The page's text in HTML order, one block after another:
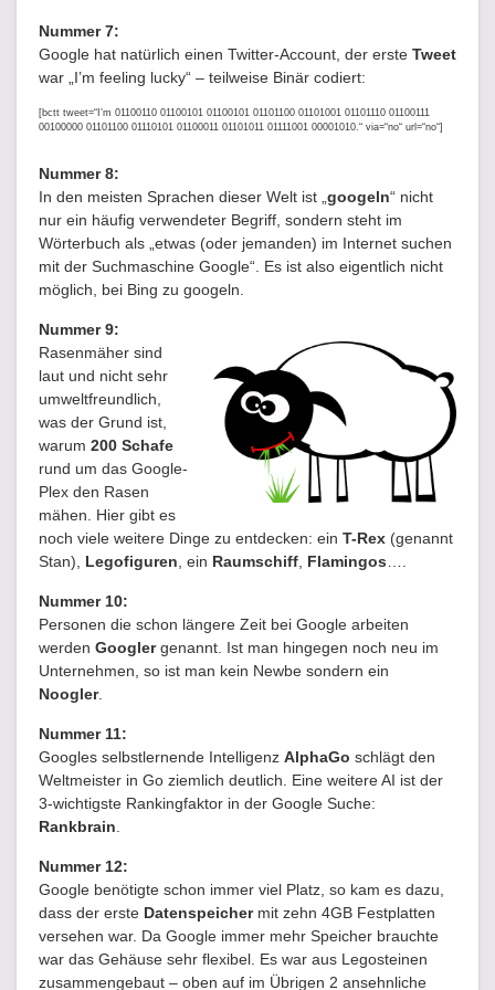
Nummer 7:
Google hat natürlich einen Twitter-Account, der erste Tweet
war „I’m feeling lucky“ – teilweise Binär codiert:
[bctt tweet=“I’m 01100110 01100101 01100101 01101100 01101001 01101110 01100111
00100000 01101100 01110101 01100011 01101011 01111001 00001010.“ via=“no“ url=“no“]
Nummer 8:
In den meisten Sprachen dieser Welt ist „googeln“ nicht
nur ein häufig verwendeter Begriff, sondern steht im
Wörterbuch als „etwas (oder jemanden) im Internet suchen
mit der Suchmaschine Google“. Es ist also eigentlich nicht
möglich, bei Bing zu googeln.
Nummer 9:
Rasenmäher sind
laut und nicht sehr
umweltfreundlich,
was der Grund ist,
warum 200 Schafe
rund um das Google-
Plex den Rasen
mähen. Hier gibt es
noch viele weitere Dinge zu entdecken: ein T-Rex (genannt
Stan), Legofiguren, ein Raumschiff, Flamingos….
Nummer 10:
Personen die schon längere Zeit bei Google arbeiten
werden Googlergenannt. Ist man hingegen noch neu im
Unternehmen, so ist man kein Newbe sondern ein
Noogler.
Nummer 11:
Googles selbstlernende Intelligenz AlphaGo schlägt den
Weltmeister in Go ziemlich deutlich. Eine weitere AI ist der
3-wichtigste Rankingfaktor in der Google Suche:
Rankbrain.
Nummer 12:
Google benötigte schon immer viel Platz, so kam es dazu,
dass der erste Datenspeichermit zehn 4GB Festplatten
versehen war. Da Google immer mehr Speicher brauchte
war das Gehäuse sehr flexibel. Es war aus Legosteinen
zusammengebaut – oben auf im Übrigen 2 ansehnliche